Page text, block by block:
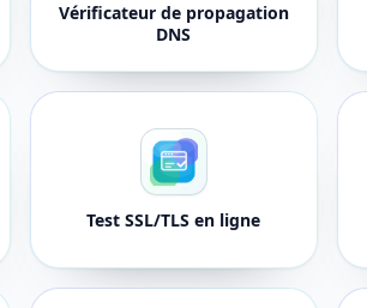
Vérificateur de propagation
DNS
Test SSL/TLS en ligne